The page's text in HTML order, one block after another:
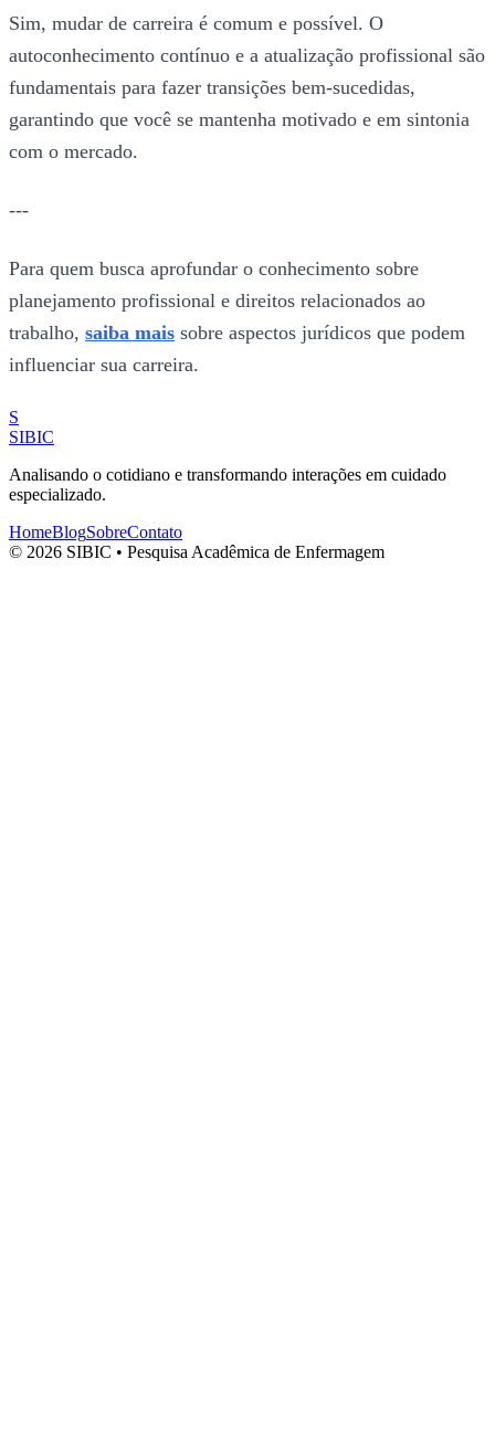
Sim, mudar de carreira é comum e possível. O
autoconhecimento contínuo e a atualização profissional são
fundamentais para fazer transições bem-sucedidas,
garantindo que você se mantenha motivado e em sintonia
com o mercado.
---
Para quem busca aprofundar o conhecimento sobre
planejamento profissional e direitos relacionados ao
trabalho, saiba mais sobre aspectos jurídicos que podem
influenciar sua carreira.
S
SIBIC
Analisando o cotidiano e transformando interações em cuidado
especializado.
HomeBlogSobreContato
© 2026 SIBIC • Pesquisa Acadêmica de Enfermagem